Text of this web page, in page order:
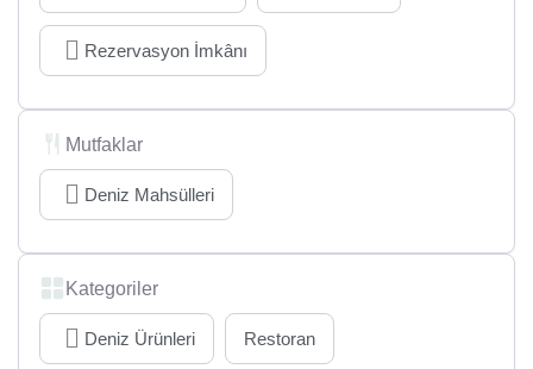
Rezervasyon İmkânı
Mutfaklar
Deniz Mahsülleri
Kategoriler
Deniz Ürünleri Restoran